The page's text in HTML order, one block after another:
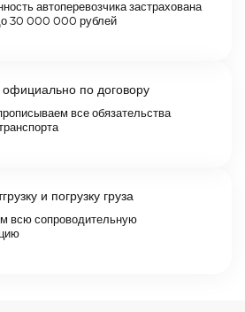
автоперевозчика застрахована
30 000 000 рублей
по договору
все обязательства
и погрузку груза
всю сопроводительную